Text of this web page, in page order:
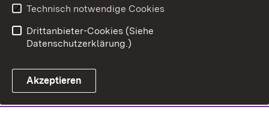
Technisch notwendige Cookies
Drittanbieter-Cookies (Siehe
Datenschutzerklärung.)
Akzeptieren